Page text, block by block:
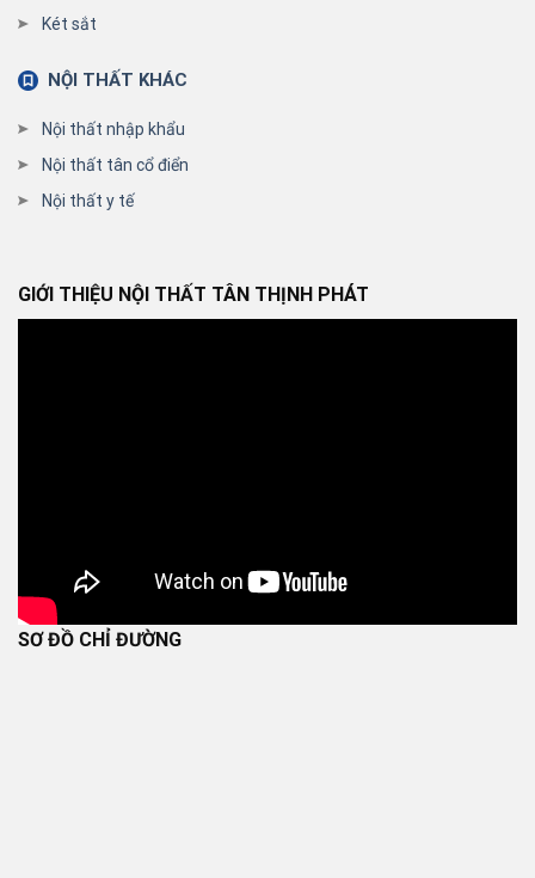
Két sắt
NỘI THẤT KHÁC
Nội thất nhập khẩu
Nội thất tân cổ điển
Nội thất y tế
GIỚI THIỆU NỘI THẤT TÂN THỊNH PHÁT
SƠ ĐỒ CHỈ ĐƯỜNG